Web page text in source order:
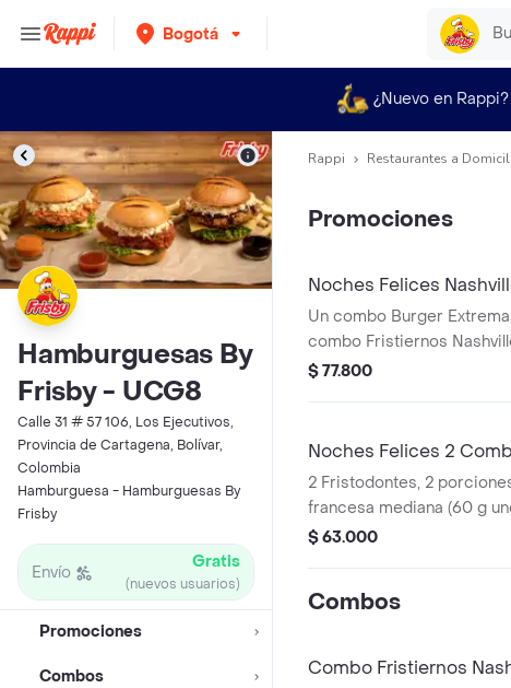
Bogotá
¿Nuevo en Rappi?
Hamburguesas By
Frisby - UCG8
Calle 31 # 57 106, Los Ejecutivos,
Provincia de Cartagena, Bolívar,
Colombia
Hamburguesa - Hamburguesas By
Frisby
Envío Gratis
(nuevos usuarios)
Promociones
Combos
Rappi Restaurantes a
Promociones
Noches Felices
Un combo Burger
combo Fristiernos
producto corresponde a
$ 77.800
Noches Felices 2
2 Fristodontes, 2
francesa mediana (60 g
(325 ml und). Escoge entre
$ 63.000
Combos
Combo Fristiernos